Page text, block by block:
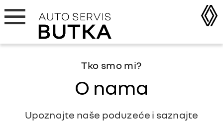
O nama
Tko smo mi?
Upoznajte naše poduzeće i saznajte